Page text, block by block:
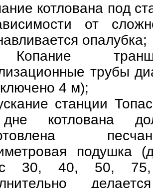
котлована под
от
опалубка;
Копание
трубы
4 м);
станции
котлована
подушка
30, 40, 50,